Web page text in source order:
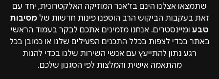
שתמצאו אצלנו הינם בז'אנר המוזיקה האלקטרונית, יחד עם
זאת בעקבות הביקוש הרב הוספנו פינות חדשות של מסיבות
טבע ומיינסטרים. אנחנו מזמינים אתכם לבקר בעמוד הראשי
באתר בכדי לצפות בכלל התכנים הפעילים שלנו או כמובן בכל
רגע נתון להתייעץ עם אנשי השירות שלנו בכדי להנות
מהתאמה אישית והמלצות לפי הסגנון שלכם.